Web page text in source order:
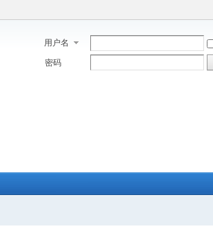
用户名
密码